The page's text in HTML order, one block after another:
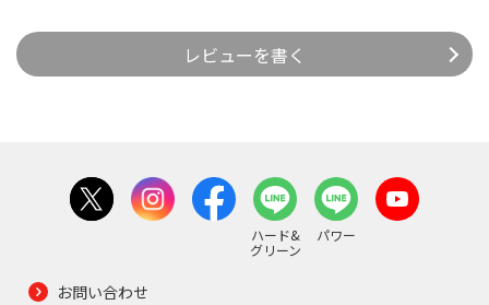
レビューを書く
ハード&
グリーン
パワー
お問い合わせ